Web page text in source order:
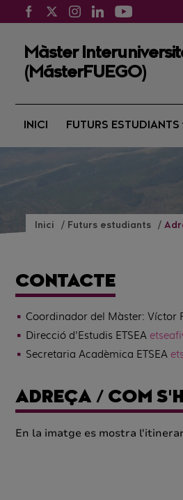
Màster
(MásterFUEGO)
INICI FUTURS ESTUDIANTS
Inici Futurs estudiants
CONTACTE
Coordinador del Màster: Víctor
Direcció d'Estudis ETSEA
Secretaria Acadèmica ETSEA
ADREÇA / COM
En la imatge es mostra